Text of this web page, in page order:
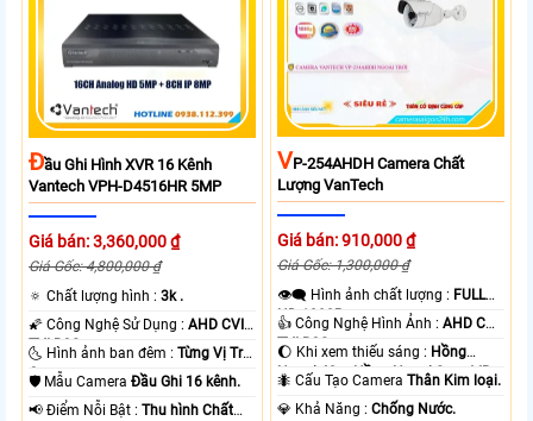
ĐẦu Ghi Hình XVR 16 Kênh
Vantech VPH-D4516HR 5MP
Giá bán: 3,360,000 ₫
Giá Gốc: 4,800,000 ₫
🔅 Chất lượng hình :3k .
🌠 Công Nghệ Sử Dụng :AHD CVI
TVI BCS.
🌜 Hình ảnh ban đêm :Từng Vị Trí
Camera .
🛡 Mẫu CameraĐầu Ghi 16 kênh.
️📢 Điểm Nỗi Bật :Thu hình Chất
VP-254AHDH Camera Chất
Lượng VanTech
Giá bán: 910,000 ₫
Giá Gốc: 1,300,000 ₫
👁️‍🗨 Hình ảnh chất lượng : FULL
HD 1080P .
👍 Công Nghệ Hình Ảnh :AHD CVI
TVI BCS.
🌔 Khi xem thiếu sáng : Hồng
Ngoại 40m Hồng Ngoại Smart IR.
🐜 Cấu Tạo CameraThân Kim loại.
️💎 Khả Năng :Chống Nước.